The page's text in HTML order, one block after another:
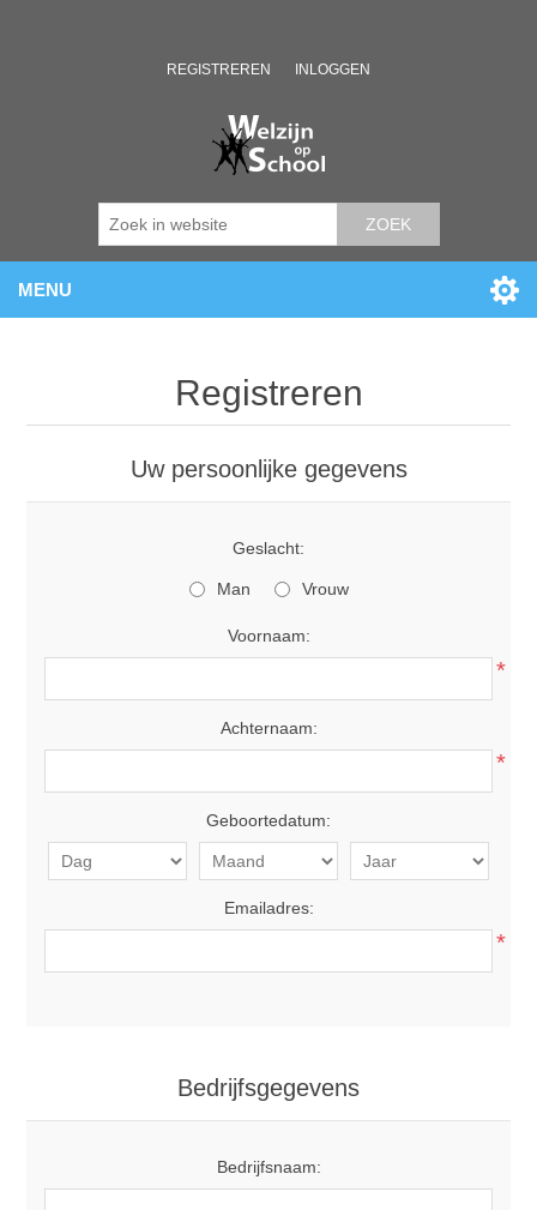
REGISTREREN INLOGGEN
ZOEK
MENU
Registreren
Uw persoonlijke gegevens
Geslacht:
Man Vrouw
Voornaam:
*
Achternaam:
*
Geboortedatum:
Emailadres:
*
Bedrijfsgegevens
Bedrijfsnaam: